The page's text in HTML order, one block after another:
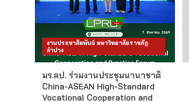
งานประชาสัมพันธ์ มหาวิทยาลัยราชภัฏ
ลำปาง
มร.ลป. ร่วมงานประชุมนานาชาติ
China-ASEAN High-Standard
Vocational Cooperation and